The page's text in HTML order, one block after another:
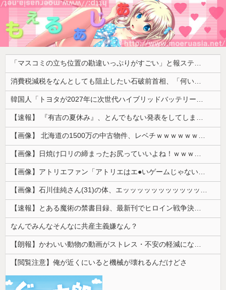
「マスコミの立ち位置の勘違いっぷりがすごい」と報ステ大越キャスターの台詞に視聴者絶句、高市とトランプを同列視させようという思惑がひしひしと
消費税減税をなんとしても阻止したい石破前首相、「何いってんのこいつ」と有権者をドン引きさせるよな屁理屈を……
韓国人「トヨタが2027年に次世代ハイブリッドバッテリーを導入へ！最大1000kmの航続距離や超高速充電を目指す」
【速報】 『有吉の夏休み』、とんでもない発表をしてしまう！！！！！
【画像】 北海道の1500万の中古物件、レベチｗｗｗｗｗｗｗｗｗｗｗｗｗｗｗｗｗｗｗｗ
【画像】日焼け口リの締まったお尻っていいよね！ｗｗｗｗｗ
【画像】アトリエファン「アトリエはエ●いゲームじゃない！ライザを性的な目で見てる奴はにわか！」
【画像】石川佳純さん(31)の体、エッッッッッッッッッッッッッッッッッ！
【速報】とある魔術の禁書目録、最新刊でヒロイン戦争決着wwwwwwwwwwwww
なんでみんなそんなに共産主義嫌なん？
【朗報】かわいい動物の動画がストレス・不安の軽減になる可能性。英大学の研究で実証
【閲覧注意】俺が近くにいると機械が壊れるんだけどさ